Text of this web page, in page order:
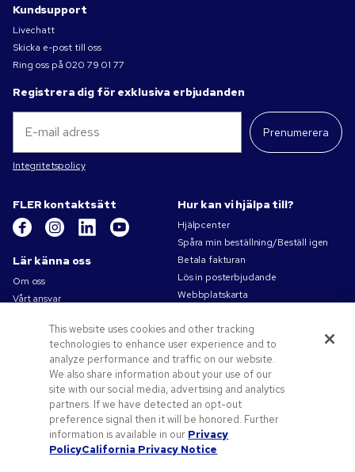
Kundsupport
Livechatt
Skicka e-post till oss
Ring oss på 020 79 01 77
Registrera dig för exklusiva erbjudanden
Prenumerera
Integritetspolicy
FLER kontaktsätt
Lär känna oss
Om oss
Vårt ansvar
Försäljningsvillkor
Karriärer på Pens.com
Erbjudanden och resurser
Profilprodukter
Kampanjkoder och kuponger
Konstverk tips
Hur kan vi hjälpa till?
Hjälpcenter
Spåra min beställning/Beställ igen
Betala fakturan
Lös in posterbjudande
Webbplatskarta
This website uses cookies and other tracking
technologies to enhance user experience and to
analyze performance and traffic on our website.
We also share information about your use of our
site with our social media, advertising and analytics
partners. If we have detected an opt-out
preference signal then it will be honored. Further
information is available in our Privacy
PolicyCalifornia Privacy Notice